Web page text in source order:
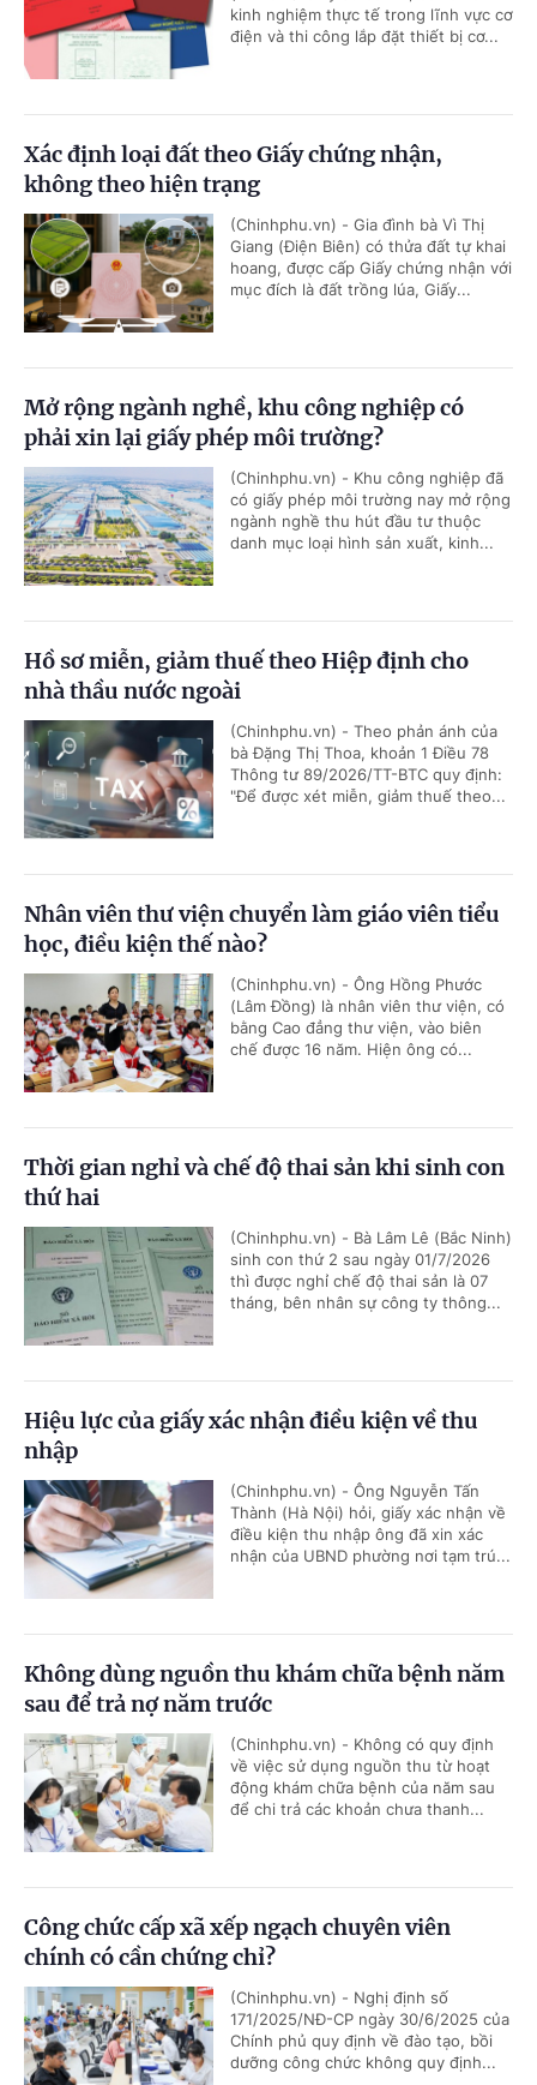
kinh nghiệm thực tế trong lĩnh vực cơ
điện và thi công lắp đặt thiết bị cơ...
Xác định loại đất theo Giấy chứng nhận,
không theo hiện trạng
(Chinhphu.vn) - Gia đình bà Vì Thị
Giang (Điện Biên) có thửa đất tự khai
hoang, được cấp Giấy chứng nhận với
mục đích là đất trồng lúa, Giấy...
Mở rộng ngành nghề, khu công nghiệp có
phải xin lại giấy phép môi trường?
(Chinhphu.vn) - Khu công nghiệp đã
có giấy phép môi trường nay mở rộng
ngành nghề thu hút đầu tư thuộc
danh mục loại hình sản xuất, kinh...
Hồ sơ miễn, giảm thuế theo Hiệp định cho
nhà thầu nước ngoài
(Chinhphu.vn) - Theo phản ánh của
bà Đặng Thị Thoa, khoản 1 Điều 78
Thông tư 89/2026/TT-BTC quy định:
"Để được xét miễn, giảm thuế theo...
Nhân viên thư viện chuyển làm giáo viên tiểu
học, điều kiện thế nào?
(Chinhphu.vn) - Ông Hồng Phước
(Lâm Đồng) là nhân viên thư viện, có
bằng Cao đẳng thư viện, vào biên
chế được 16 năm. Hiện ông có...
Thời gian nghỉ và chế độ thai sản khi sinh con
thứ hai
(Chinhphu.vn) - Bà Lâm Lê (Bắc Ninh)
sinh con thứ 2 sau ngày 01/7/2026
thì được nghỉ chế độ thai sản là 07
tháng, bên nhân sự công ty thông...
Hiệu lực của giấy xác nhận điều kiện về thu
nhập
(Chinhphu.vn) - Ông Nguyễn Tấn
Thành (Hà Nội) hỏi, giấy xác nhận về
điều kiện thu nhập ông đã xin xác
nhận của UBND phường nơi tạm trú...
Không dùng nguồn thu khám chữa bệnh năm
sau để trả nợ năm trước
(Chinhphu.vn) - Không có quy định
về việc sử dụng nguồn thu từ hoạt
động khám chữa bệnh của năm sau
để chi trả các khoản chưa thanh...
Công chức cấp xã xếp ngạch chuyên viên
chính có cần chứng chỉ?
(Chinhphu.vn) - Nghị định số
171/2025/NĐ-CP ngày 30/6/2025 của
Chính phủ quy định về đào tạo, bồi
dưỡng công chức không quy định...